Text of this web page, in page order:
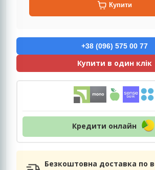
Купити
+38 (096) 575 00 77
Купити в один клік
Кредити онлайн
Безкоштовна доставка по